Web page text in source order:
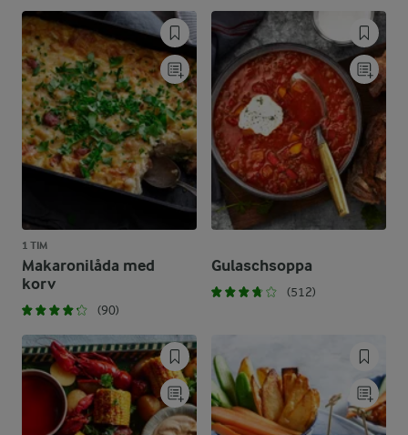
1 TIM
Makaronilåda med
korv
(90)
Gulaschsoppa
(512)